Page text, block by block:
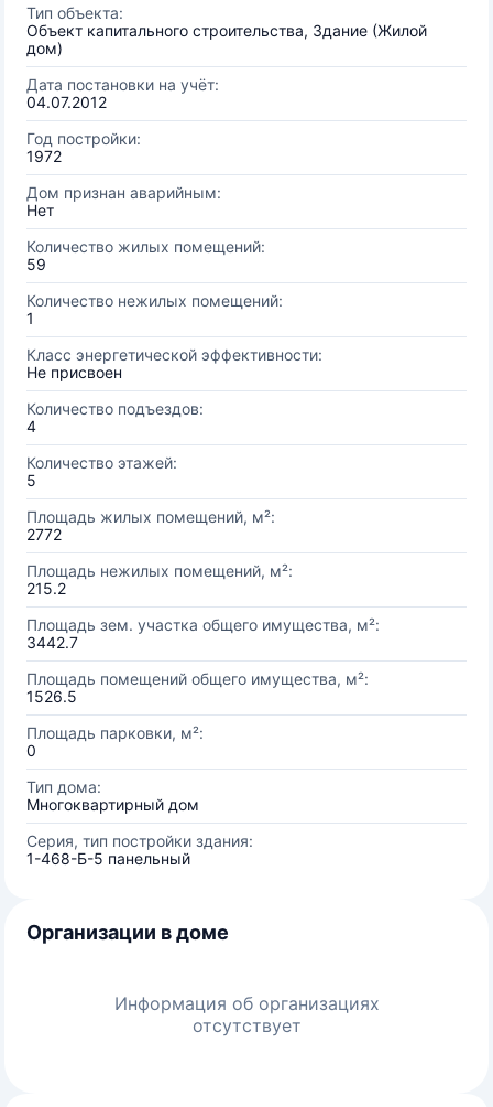
Тип объекта:
Объект капитального строительства, Здание (Жилой
дом)
Дата постановки на учёт:
04.07.2012
Год постройки:
1972
Дом признан аварийным:
Нет
Количество жилых помещений:
59
Количество нежилых помещений:
1
Класс энергетической эффективности:
Не присвоен
Количество подъездов:
4
Количество этажей:
5
Площадь жилых помещений, м²:
2772
Площадь нежилых помещений, м²:
215.2
Площадь зем. участка общего имущества, м²:
3442.7
Площадь помещений общего имущества, м²:
1526.5
Площадь парковки, м²:
0
Тип дома:
Многоквартирный дом
Серия, тип постройки здания:
1-468-Б-5 панельный
Организации в доме
Информация об организациях
отсутствует